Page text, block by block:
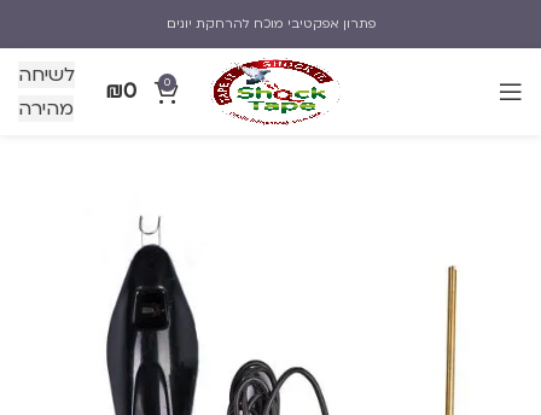
פתרון אפקטיבי מוכח להרחקת יונים
0
₪0
לשיחה
מהירה